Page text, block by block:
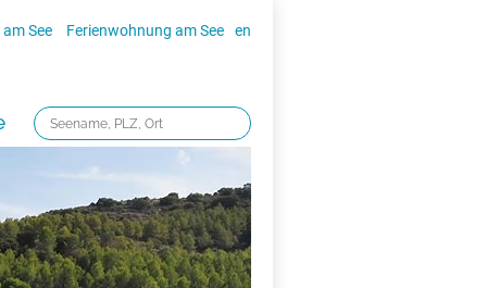
See Ferienwohnung am See en